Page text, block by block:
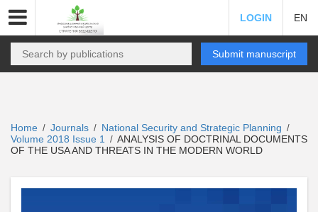
LOGIN EN
Submit manuscript
Home / Journals / National Security and Strategic Planning /
Volume 2018 Issue 1 / ANALYSIS OF DOCTRINAL DOCUMENTS
OF THE USA AND THREATS IN THE MODERN WORLD